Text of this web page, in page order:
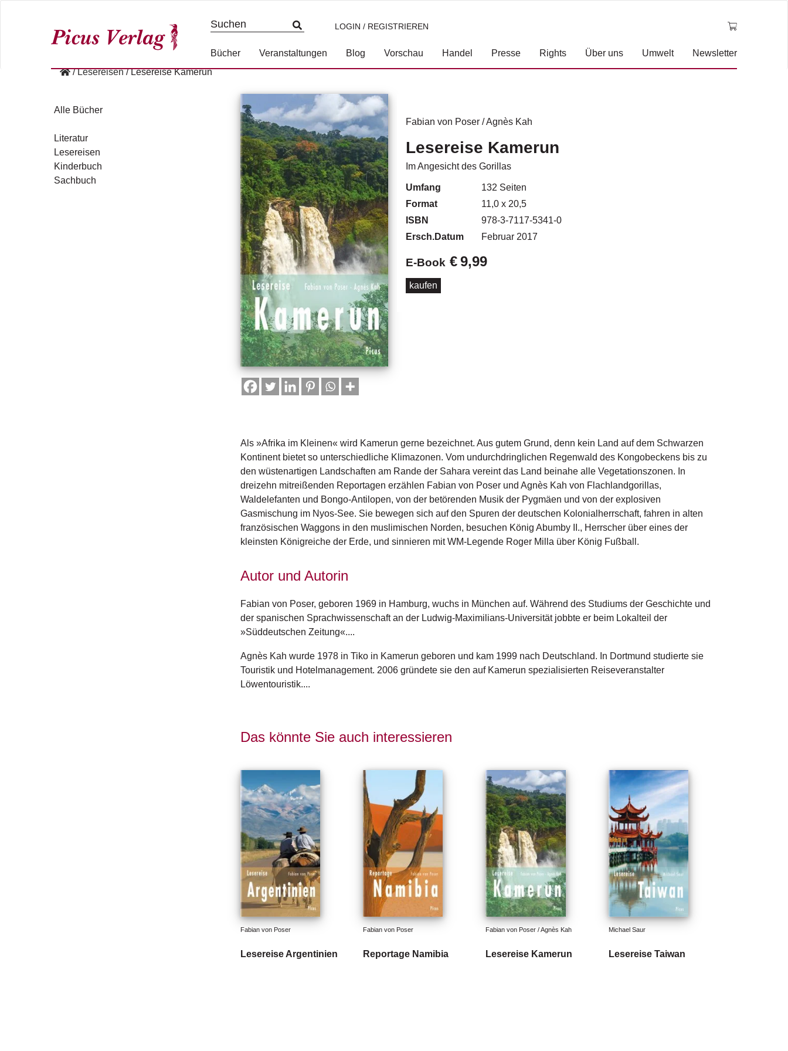
LOGIN / REGISTRIEREN
Bücher Veranstaltungen Blog Vorschau Handel Presse Rights Über uns Umwelt
Newsletter
/ Lesereisen / Lesereise Kamerun
Fabian von Poser/Agnès Kah
Lesereise Kamerun
Im Angesicht des Gorillas
Umfang 132 Seiten
Format
11,0 x 20,5
ISBN
978-3-7117-5341-0
Ersch.Datum
Februar 2017
E-Book €9,99
kaufen
Als »Afrika im Kleinen« wird Kamerun gerne bezeichnet. Aus gutem Grund, denn kein Land auf dem Schwarzen
Kontinent bietet so unterschiedliche Klimazonen. Vom undurchdringlichen Regenwald des Kongobeckens bis zu
den wüstenartigen Landschaften am Rande der Sahara vereint das Land beinahe alle Vegetationszonen. In
dreizehn mitreißenden Reportagen erzählen Fabian von Poser und Agnès Kah von Flachlandgorillas,
Waldelefanten und Bongo-Antilopen, von der betörenden Musik der Pygmäen und von der explosiven
Gasmischung im Nyos-See. Sie bewegen sich auf den Spuren der deutschen Kolonialherrschaft, fahren in alten
französischen Waggons in den muslimischen Norden, besuchen König Abumby II., Herrscher über eines der
kleinsten Königreiche der Erde, und sinnieren mit WM-Legende Roger Milla über König Fußball.
Autor und Autorin
Fabian von Poser, geboren 1969 in Hamburg, wuchs in München auf. Während des Studiums der Geschichte und
der spanischen Sprachwissenschaft an der Ludwig-Maximilians-Universität jobbte er beim Lokalteil der
»Süddeutschen Zeitung«....
Agnès Kah wurde 1978 in Tiko in Kamerun geboren und kam 1999 nach Deutschland. In Dortmund studierte sie
Touristik und Hotelmanagement. 2006 gründete sie den auf Kamerun spezialisierten Reiseveranstalter
Löwentouristik....
Das könnte Sie auch interessieren
Fabian von Poser
Lesereise Argentinien
Fabian von Poser
Reportage Namibia
Fabian von Poser / Agnès Kah
Lesereise Kamerun
Michael Saur
Lesereise Taiwan
Alle Bücher
Literatur
Lesereisen
Kinderbuch
Sachbuch